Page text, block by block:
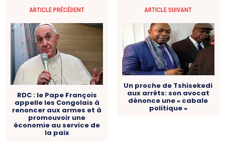
ARTICLE PRÉCÉDENT
RDC : le Pape François
appelle les Congolais à
renoncer aux armes et à
promouvoir une
économie au service de
la paix
ARTICLE SUIVANT
Un proche de Tshisekedi
aux arrêts: son avocat
dénonce une « cabale
politique »